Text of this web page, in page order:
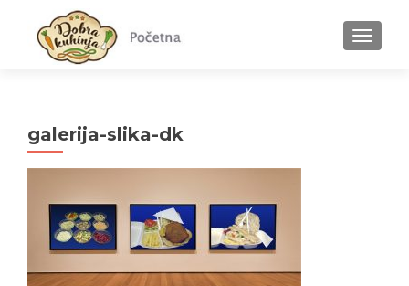
MENU
galerija-slika-dk